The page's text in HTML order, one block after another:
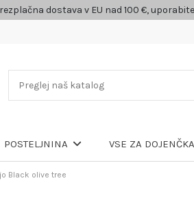
dostava v EU nad 100 €,
POSTELJNINA VSE ZA DOJENČKA
Black olive tree